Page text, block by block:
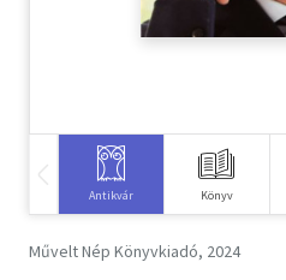
Természettudomány
Antikvár Könyv
Művelt Nép Könyvkiadó, 2024